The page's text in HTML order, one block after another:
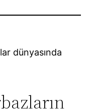
dünyasında